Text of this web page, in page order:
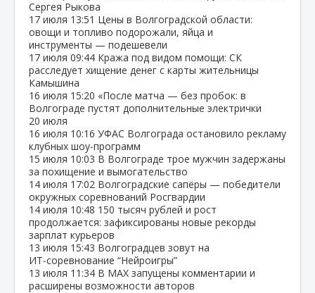
Сергея Рыкова
17 июля 13:51 Цены в Волгоградской области:
овощи и топливо подорожали, яйца и
инструменты — подешевели
17 июля 09:44 Кража под видом помощи: СК
расследует хищение денег с карты жительницы
Камышина
16 июля 15:20 «После матча — без пробок: в
Волгограде пустят дополнительные электрички
20 июля
16 июля 10:16 УФАС Волгограда остановило рекламу
клубных шоу‑программ
15 июля 10:03 В Волгограде трое мужчин задержаны
за похищение и вымогательство
14 июля 17:02 Волгоградские сапёры — победители
окружных соревнований Росгвардии
14 июля 10:48 150 тысяч рублей и рост
продолжается: зафиксированы новые рекорды
зарплат курьеров
13 июля 15:43 Волгоградцев зовут на
ИТ‑соревнование “Нейроигры”
13 июля 11:34 В МАХ запущены комментарии и
расширены возможности авторов